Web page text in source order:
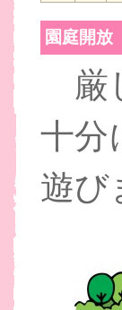
園庭開放
厳
十分
遊び